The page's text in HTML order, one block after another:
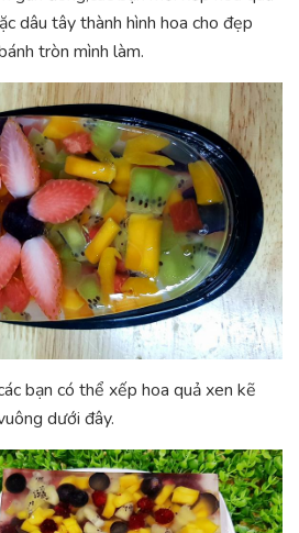
dâu tây thành hình hoa cho đẹp
tròn mình làm.
bạn có thể xếp hoa quả xen kẽ
dưới đây.